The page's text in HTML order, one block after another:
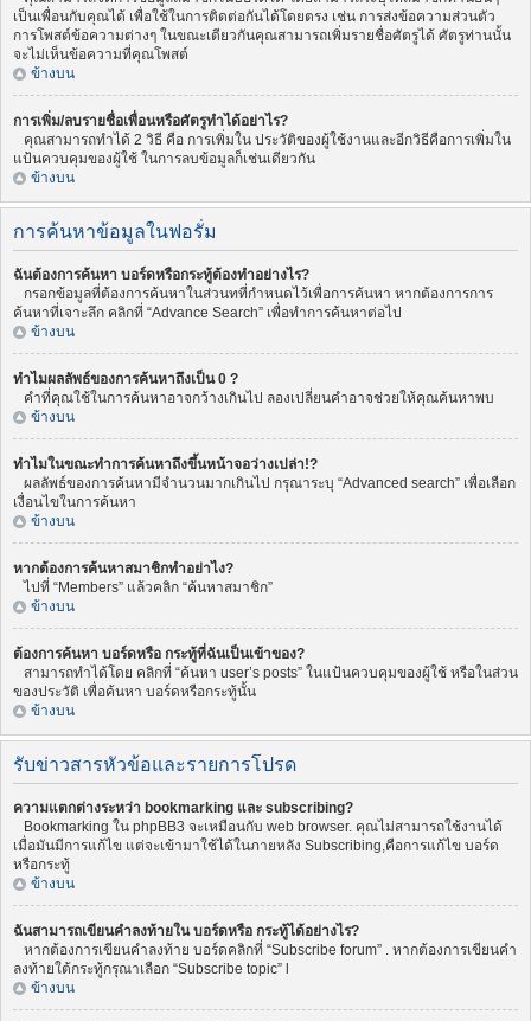
เป็นเพื่อนกับคุณได้ เพื่อใช้ในการติดต่อกันได้โดยตรง เช่น การส่งข้อความส่วนตัว
การโพสต์ข้อความต่างๆ ในขณะเดียวกันคุณสามารถเพิ่มรายชื่อศัตรูได้ ศัตรูท่านนั้น
จะไม่เห็นข้อความที่คุณโพสต์
ข้างบน
การเพิ่ม/ลบรายชื่อเพื่อนหรือศัตรูทำได้อย่าไร?
คุณสามารถทำได้ 2 วิธี คือ การเพิ่มใน ประวัติของผู้ใช้งานและอีกวิธีคือการเพิ่มใน
แป้นควบคุมของผู้ใช้ ในการลบข้อมูลก็เช่นเดียวกัน
ข้างบน
การค้นหาข้อมูลในฟอรั่ม
ฉันต้องการค้นหา บอร์ดหรือกระทู้ต้องทำอย่างไร?
กรอกข้อมูลที่ต้องการค้นหาในส่วนทที่กำหนดไว้เพื่อการค้นหา หากต้องการการ
ค้นหาที่เจาะลึก คลิกที่ “Advance Search” เพื่อทำการค้นหาต่อไป
ข้างบน
ทำไมผลลัพธ์ของการค้นหาถึงเป็น 0 ?
คำที่คุณใช้ในการค้นหาอาจกว้างเกินไป ลองเปลี่ยนคำอาจช่วยให้คุณค้นหาพบ
ข้างบน
ทำไมในขณะทำการค้นหาถึงขึ้นหน้าจอว่างเปล่า!?
ผลลัพธ์ของการค้นหามีจำนวนมากเกินไป กรุณาระบุ “Advanced search” เพื่อเลือก
เงื่อนไขในการค้นหา
ข้างบน
หากต้องการค้นหาสมาชิกทำอย่าไง?
ไปที่ “Members” แล้วคลิก “ค้นหาสมาชิก”
ข้างบน
ต้องการค้นหา บอร์ดหรือ กระทู้ที่ฉันเป็นเข้าของ?
สามารถทำได้โดย คลิกที่ “ค้นหา user’s posts” ในแป้นควบคุมของผู้ใช้ หรือในส่วน
ของประวัติ เพื่อค้นหา บอร์ดหรือกระทู้นั้น
ข้างบน
รับข่าวสารหัวข้อและรายการโปรด
ความแตกต่างระหว่า bookmarking และ subscribing?
Bookmarking ใน phpBB3 จะเหมือนกับ web browser. คุณไม่สามารถใช้งานได้
เมื่อมันมีการแก้ไข แต่จะเข้ามาใช้ได้ในภายหลัง Subscribing,คือการแก้ไข บอร์ด
หรือกระทู้
ข้างบน
ฉันสามารถเขียนคำลงท้ายใน บอร์ดหรือ กระทู้ได้อย่างไร?
หากต้องการเขียนคำลงท้าย บอร์ดคลิกที่ “Subscribe forum” . หากต้องการเขียนคำ
ลงท้ายใต้กระทู้กรุณาเลือก “Subscribe topic” l
ข้างบน